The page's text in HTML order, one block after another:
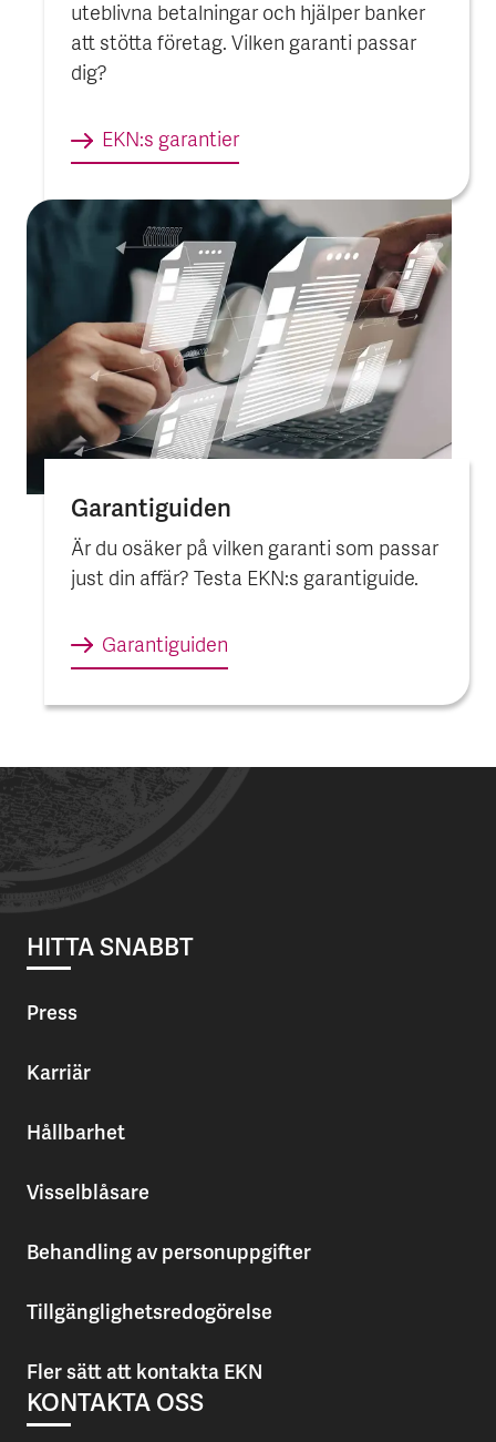
uteblivna betalningar och hjälper banker
att stötta företag. Vilken garanti passar
dig?
EKN:s garantier
Garantiguiden
Är du osäker på vilken garanti som passar
just din affär? Testa EKN:s garantiguide.
Garantiguiden
HITTA SNABBT
Press
Karriär
Hållbarhet
Visselblåsare
Behandling av personuppgifter
Tillgänglighetsredogörelse
Fler sätt att kontakta EKN
KONTAKTA OSS